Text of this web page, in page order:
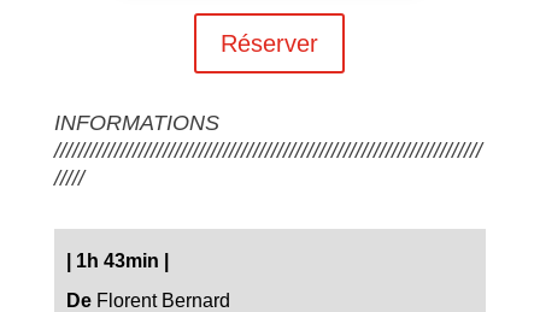
Réserver
INFORMATIONS
///////////////////////////////////////////////////////////////////////
/////
1h 43min
DeFlorent Bernard